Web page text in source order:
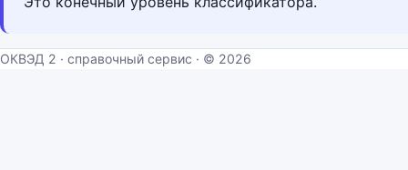
ОКВЭД 2 · справочный сервис · © 2026